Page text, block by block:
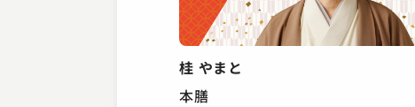
桂 やまと
本膳